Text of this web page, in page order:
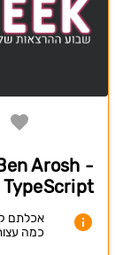
Arosh -
כמה